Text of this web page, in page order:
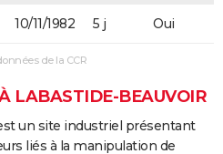
10/11/1982 5 j Oui
de la CCR
LABASTIDE-BEAUVOIR
un site industriel présentant
liés à la manipulation de